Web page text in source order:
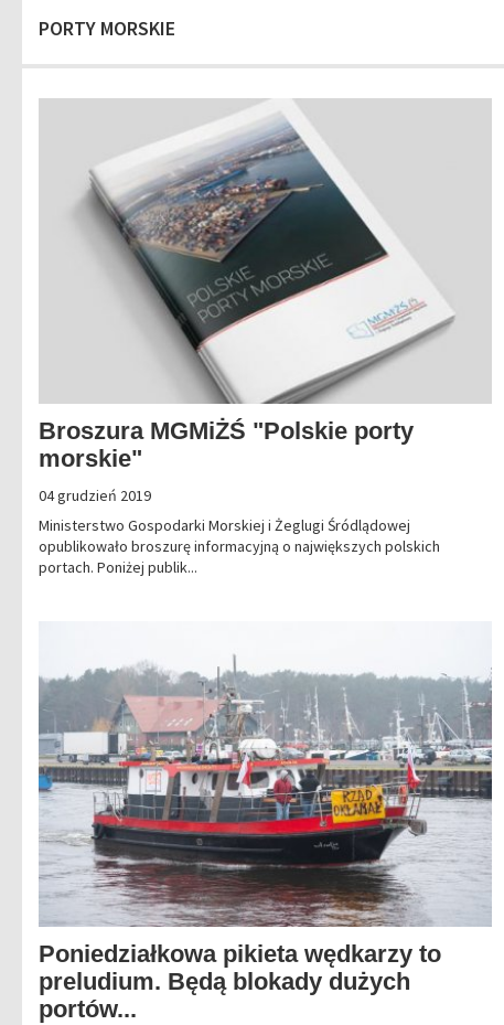
PORTY MORSKIE
Broszura MGMiŻŚ "Polskie porty
morskie"
04 grudzień 2019
Ministerstwo Gospodarki Morskiej i Żeglugi Śródlądowej
opublikowało broszurę informacyjną o największych polskich
portach. Poniżej publik...
Poniedziałkowa pikieta wędkarzy to
preludium. Będą blokady dużych
portów...